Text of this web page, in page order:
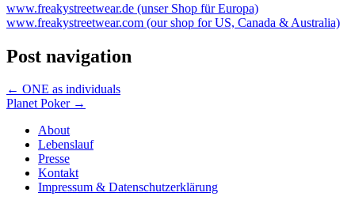
www.freakystreetwear.de (unser Shop für Europa)
www.freakystreetwear.com (our shop for US, Canada & Australia)
Post navigation
← ONE as individuals
Planet Poker →
About
Lebenslauf
Presse
Kontakt
Impressum & Datenschutzerklärung